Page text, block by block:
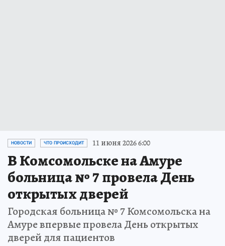
НОВОСТИ ЧТО ПРОИСХОДИТ 11 июня 2026 6:00
В Комсомольске на Амуре
больница № 7 провела День
открытых дверей
Городская больница № 7 Комсомольска на
Амуре впервые провела День открытых
дверей для пациентов